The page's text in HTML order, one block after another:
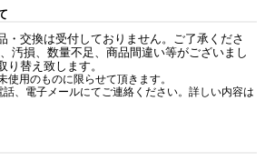
・交換は受付しておりません。ご了承くださ
汚損、数量不足、商品間違い等がございまし
り替え致します。
用のものに限らせて頂きます。
、電子メールにてご連絡ください。詳しい内容は